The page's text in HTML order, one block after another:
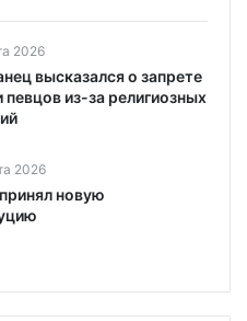
2026
высказался о запрете
певцов из-за религиозных
2026
новую